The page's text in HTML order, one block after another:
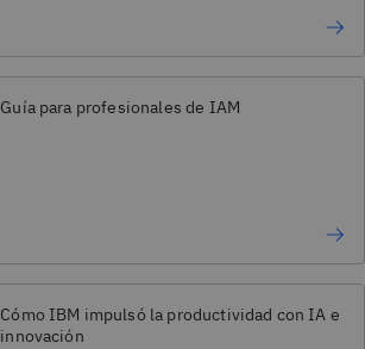
Guía para profesionales de IAM
Cómo IBM impulsó la productividad con IA e
innovación